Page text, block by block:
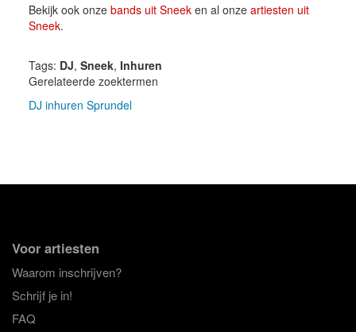
Bekijk ook onze bands uit Sneeken al onze artiesten uit
Sneek.
Tags: DJ, Sneek, Inhuren
Gerelateerde zoektermen
DJ inhuren Sprundel
Voor artiesten
Waarom inschrijven?
Schrijf je in!
FAQ